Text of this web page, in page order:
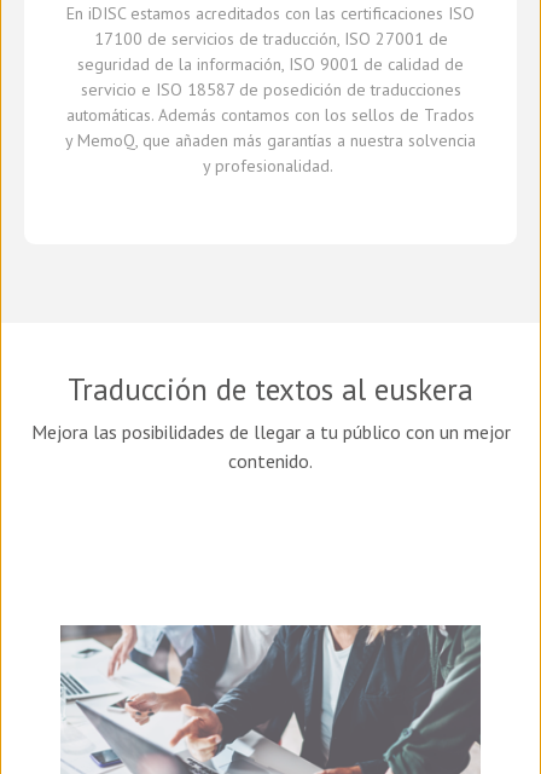
En iDISC estamos acreditados con las certificaciones ISO
17100 de servicios de traducción, ISO 27001 de
seguridad de la información, ISO 9001 de calidad de
servicio e ISO 18587 de posedición de traducciones
automáticas. Además contamos con los sellos de Trados
y MemoQ, que añaden más garantías a nuestra solvencia
y profesionalidad.
Traducción de textos al euskera
Mejora las posibilidades de llegar a tu público con un mejor
contenido.